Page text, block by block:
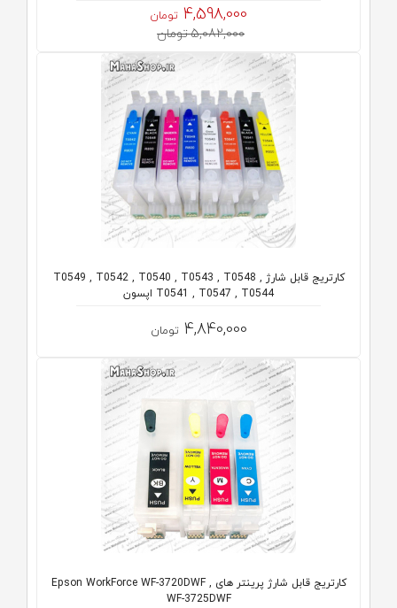
4,598,000 تومان
5,082,000 تومان
کارتریج قابل شارژ T0549 , T0542 , T0540 , T0543 , T0548 ,
T0541 , T0547 , T0544 اپسون
4,840,000 تومان
کارتریج قابل شارژ پرینتر های Epson WorkForce WF-3720DWF ,
WF-3725DWF